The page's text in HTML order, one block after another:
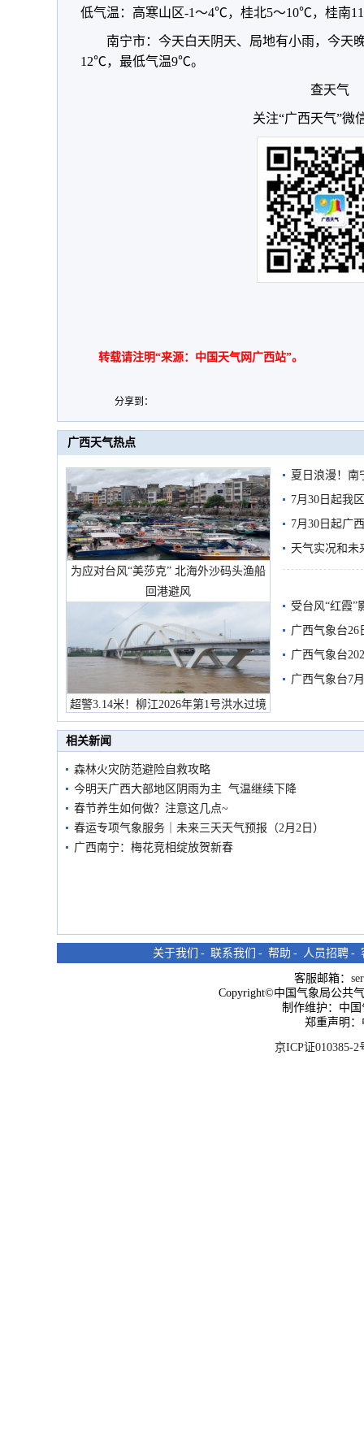
低气温：高寒山区-1～4℃，桂北5～10℃，桂南
南宁市：今天白天阴天、局地有小雨，今天
12℃，最低气温9℃。
查天气
关注“广西天气”微
转载请注明“来源：中国天气网广西站”。
分享到：
广西天气热点
为应对台风“美莎克” 北海外沙码头渔船
回港避风
超警3.14米！柳江2026年第1号洪水过境
市民在堤岸见证汛况
夏日浪漫！南
7月30日起我
7月30日起广
天气实况和未
受台风“红霞”
有较强降雨
广西气象台26
广西气象台
预警
广西气象台7
相关新闻
森林火灾防范避险自救攻略
今明天广西大部地区阴雨为主 气温继续下降
春节养生如何做？注意这几点~
春运专项气象服务｜未来三天天气预报（2月2日）
广西南宁：梅花竞相绽放贺新春
关于我们 - 联系我们 - 帮助 - 人员招聘 -
客服邮箱：
Copyright©中国气象局公共
制作维护：中
郑重声明
京ICP证010385-2